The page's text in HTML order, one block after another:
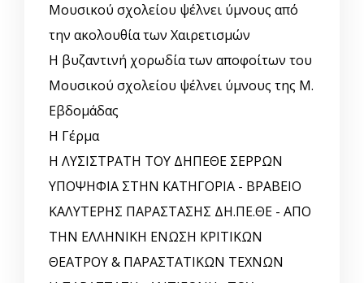
Μουσικού σχολείου ψέλνει ύμνους από
την ακολουθία των Χαιρετισμών
Η βυζαντινή χορωδία των αποφοίτων του
Μουσικού σχολείου ψέλνει ύμνους της Μ.
Εβδομάδας
Η Γέρμα
Η ΛΥΣΙΣΤΡΑΤΗ ΤΟΥ ΔΗΠΕΘΕ ΣΕΡΡΩΝ
ΥΠΟΨΗΦΙΑ ΣΤΗΝ ΚΑΤΗΓΟΡΙΑ - ΒΡΑΒΕΙΟ
ΚΑΛΥΤΕΡΗΣ ΠΑΡΑΣΤΑΣΗΣ ΔΗ.ΠΕ.ΘΕ - ΑΠΟ
ΤΗΝ ΕΛΛΗΝΙΚΗ ΕΝΩΣΗ ΚΡΙΤΙΚΩΝ
ΘΕΑΤΡΟΥ & ΠΑΡΑΣΤΑΤΙΚΩΝ ΤΕΧΝΩΝ